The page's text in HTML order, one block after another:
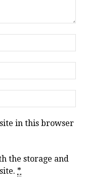
in this browser
the storage and
*